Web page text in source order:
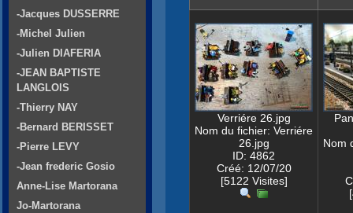
Verriére 26.jpg
Nom du fichier: Verriére
26.jpg
ID: 4862
Créé: 12/07/20
[5122 Visites]
Nom
-Jacques DUSSERRE
-Michel Julien
-Julien DIAFERIA
-JEAN BAPTISTE
LANGLOIS
-Thierry NAY
-Bernard BERISSET
-Pierre LEVY
-Jean frederic Gosio
Anne-Lise Martorana
Jo-Martorana